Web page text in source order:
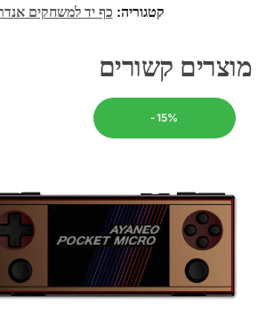
קטגוריה: כף יד למשחקים
מוצרים קשורים
-15%